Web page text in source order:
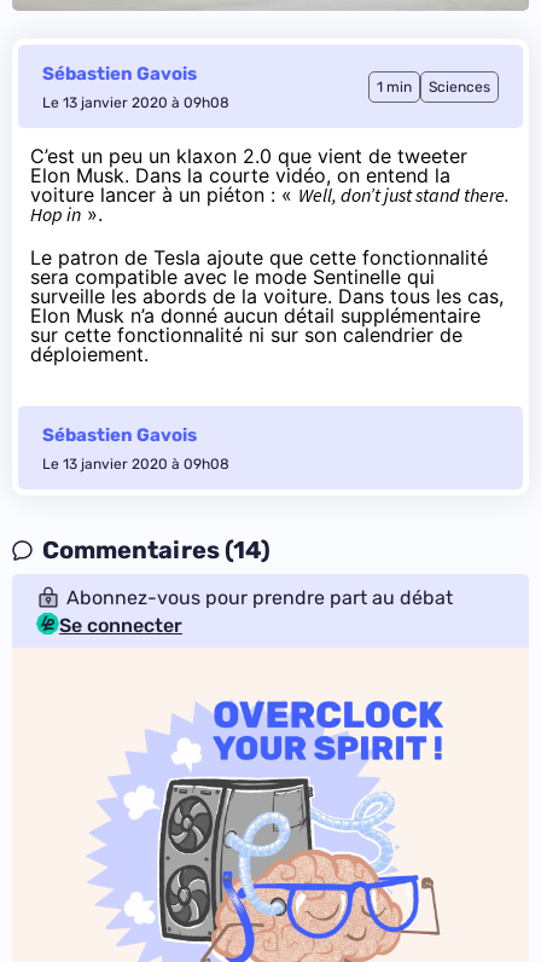
Sébastien Gavois
Le 13 janvier 2020 à 09h08
1 min Sciences
C’est un peu un klaxon 2.0 que vient de tweeter
Elon Musk. Dans la courte vidéo, on entend la
voiture lancer à un piéton : « Well, don’t just stand there.
Hop in ».
Le patron de Tesla ajoute que cette fonctionnalité
sera compatible avec le mode Sentinelle qui
surveille les abords de la voiture. Dans tous les cas,
Elon Musk n’a donné aucun détail supplémentaire
sur cette fonctionnalité ni sur son calendrier de
déploiement.
Sébastien Gavois
Le 13 janvier 2020 à 09h08
Commentaires (14)
Abonnez-vous pour prendre part au débat
Se connecter